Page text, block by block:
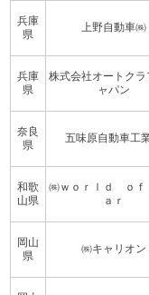
兵庫
県
上野自動車㈱
兵庫
県
株式会社オートクラ
ャパン
奈良
県
五味原自動車工
和歌
山県
㈱ｗｏｒｌｄ ｏ
ａｒ
岡山
県
㈱キャリオン